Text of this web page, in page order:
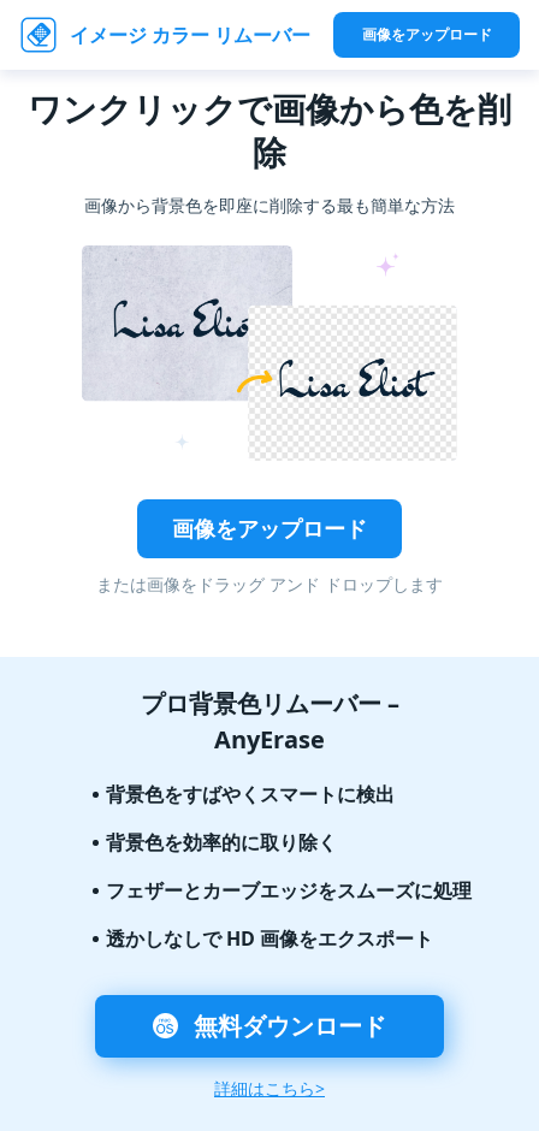
イメージ カラー リムーバー 画像をアップロード
ワンクリックで画像から色を削
除
画像から背景色を即座に削除する最も簡単な方法
画像をアップロード
または画像をドラッグ アンド ドロップします
プロ背景色リムーバー –
AnyErase
背景色をすばやくスマートに検出
背景色を効率的に取り除く
フェザーとカーブエッジをスムーズに処理
透かしなしで HD 画像をエクスポート
無料ダウンロード
詳細はこちら>